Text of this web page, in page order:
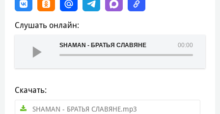
Слушать онлайн:
00:00
SHAMAN - БРАТЬЯ СЛАВЯНЕ
Скачать:
SHAMAN - БРАТЬЯ СЛАВЯНЕ.mp3